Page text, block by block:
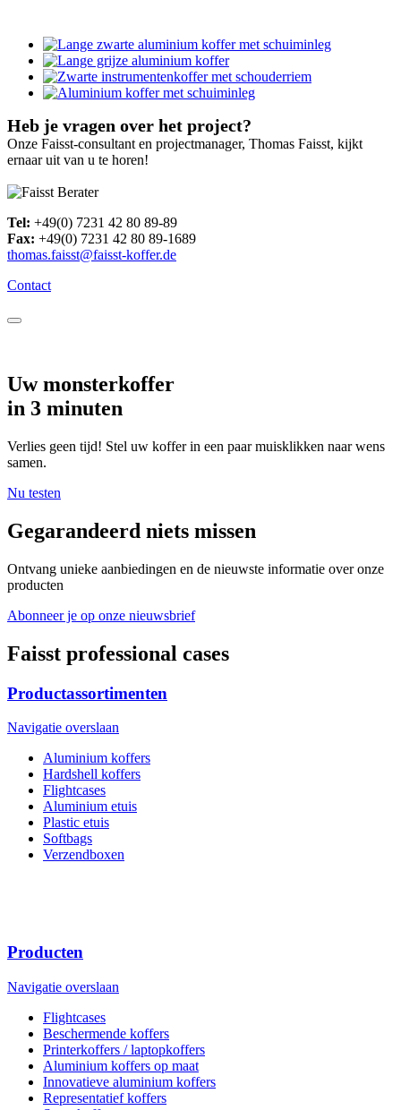
Heb je vragen over het project?
Onze Faisst-consultant en projectmanager, Thomas Faisst, kijkt
ernaar uit van u te horen!
Tel: +49(0) 7231 42 80 89-89
Fax: +49(0) 7231 42 80 89-1689
thomas.faisst@faisst-koffer.de
Contact
Uw monsterkoffer
in 3 minuten
Verlies geen tijd! Stel uw koffer in een paar muisklikken naar wens
samen.
Nu testen
Gegarandeerd niets missen
Ontvang unieke aanbiedingen en de nieuwste informatie over onze
producten
Abonneer je op onze nieuwsbrief
Faisst professional cases
Productassortimenten
Navigatie overslaan
Aluminium koffers
Hardshell koffers
Flightcases
Aluminium etuis
Plastic etuis
Softbags
Verzendboxen
Producten
Navigatie overslaan
Flightcases
Beschermende koffers
Printerkoffers / laptopkoffers
Aluminium koffers op maat
Innovatieve aluminium koffers
Representatief koffers